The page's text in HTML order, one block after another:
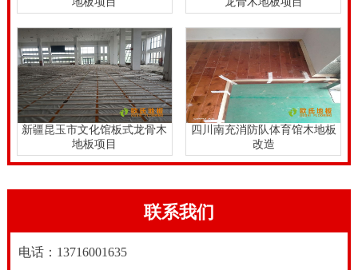
新疆昆玉市文化馆板式龙骨木
地板项目
四川南充消防队体育馆木地板
改造
联系我们
电话：13716001635